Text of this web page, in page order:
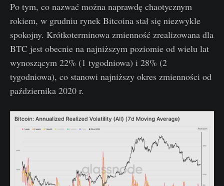
Po tym, co nazwać można naprawdę chaotycznym
rokiem, w grudniu rynek Bitcoina stał się niezwykle
spokojny. Krótkoterminowa zmienność zrealizowana dla
BTC jest obecnie na najniższym poziomie od wielu lat
wynoszącym 22% (1 tygodniowa) i 28% (2
tygodniowa), co stanowi najniższy okres zmienności od
października 2020 r.